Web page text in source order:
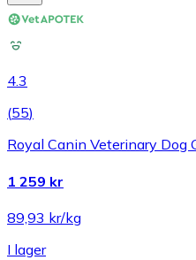
4.3
(55)
Royal Canin Veterinary
1 259 kr
89,93 kr/kg
I lager